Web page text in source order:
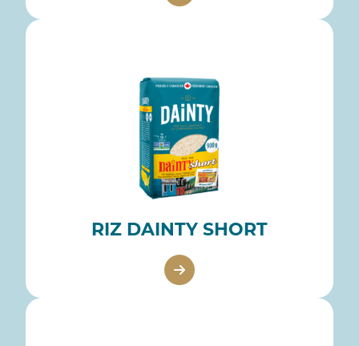
RIZ DAINTY SHORT